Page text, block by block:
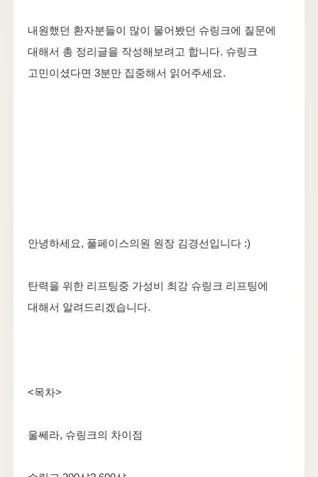
내원했던 환자분들이 많이 물어봤던 슈링크에 질문에
대해서 총 정리글을 작성해보려고 합니다. 슈링크
고민이셨다면 3분만 집중해서 읽어주세요.
안녕하세요, 풀페이스의원 원장 김경선입니다 :)
탄력을 위한 리프팅중 가성비 최강 슈링크 리프팅에
대해서 알려드리겠습니다.
<목차>
울쎄라, 슈링크의 차이점